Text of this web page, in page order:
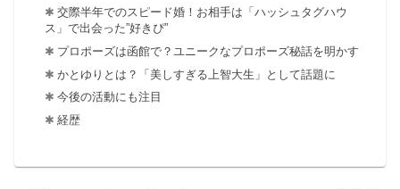
交際半年でのスピード婚！お相手は「ハッシュタグハウ
ス」で出会った”好きぴ”
プロポーズは函館で？ユニークなプロポーズ秘話を明かす
かとゆりとは？「美しすぎる上智大生」として話題に
今後の活動にも注目
経歴